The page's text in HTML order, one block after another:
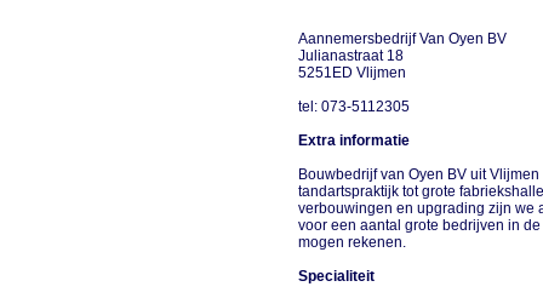
Aannemersbedrijf Van Oyen BV
Julianastraat 18
5251ED Vlijmen
tel: 073-5112305
Extra informatie
Bouwbedrijf van Oyen BV uit
tandartspraktijk tot grote
verbouwingen en upgrading zijn we
voor een aantal grote bedrijven in
mogen rekenen.
Specialiteit